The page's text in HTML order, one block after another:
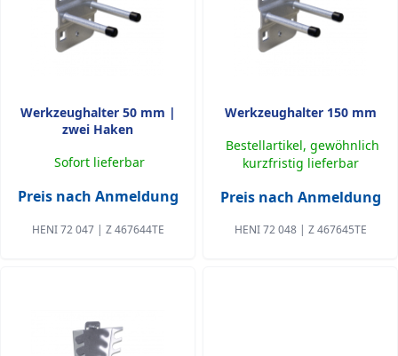
Werkzeughalter 50 mm |
zwei Haken
Sofort lieferbar
Preis nach Anmeldung
HENI 72 047 | Z 467644TE
Werkzeughalter 150 mm
Bestellartikel, gewöhnlich
kurzfristig lieferbar
Preis nach Anmeldung
HENI 72 048 | Z 467645TE